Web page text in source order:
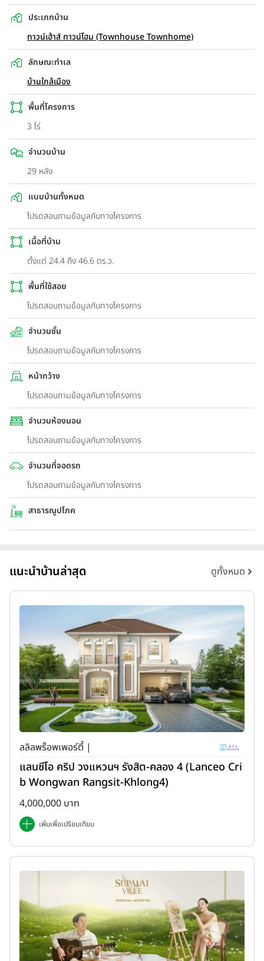
ประเภทบ้าน
ทาวน์เฮ้าส์ ทาวน์โฮม (Townhouse Townhome)
ลักษณะทำเล
บ้านใกล้เมือง
พื้นที่โครงการ
3 ไร่
จำนวนบ้าน
29 หลัง
แบบบ้านทั้งหมด
โปรดสอบถามข้อมูลกับทางโครงการ
เนื้อที่บ้าน
ตั้งแต่ 24.4 ถึง 46.6 ตร.ว.
พื้นที่ใช้สอย
โปรดสอบถามข้อมูลกับทางโครงการ
จำนวนชั้น
โปรดสอบถามข้อมูลกับทางโครงการ
หน้ากว้าง
โปรดสอบถามข้อมูลกับทางโครงการ
จำนวนห้องนอน
โปรดสอบถามข้อมูลกับทางโครงการ
จำนวนที่จอดรถ
โปรดสอบถามข้อมูลกับทางโครงการ
สาธารณูปโภค
แนะนำบ้านล่าสุด ดูทั้งหมด
ลลิลพร็อพเพอร์ตี้ |
แลนซีโอ คริป วงแหวนฯ รังสิต-คลอง 4 (Lanceo Cri
b Wongwan Rangsit-Khlong4)
4,000,000 บาท
เพิ่มเพื่อเปรียบเทียบ